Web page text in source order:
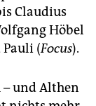
Claudius
Höbel
(Focus).
– und Althen